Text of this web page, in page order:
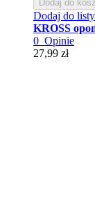
Dodaj do
Dodaj do
KROSS
0 Opinie
27,99 zł